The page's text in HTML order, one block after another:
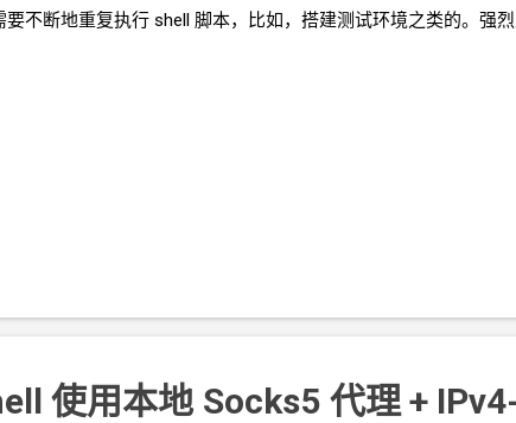
要不断地重复执行 shell 脚本，比如，搭建测试环境之类的。强
使用本地 Socks5 代理 +